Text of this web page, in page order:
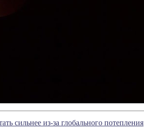
сильнее из-за глобального потепления